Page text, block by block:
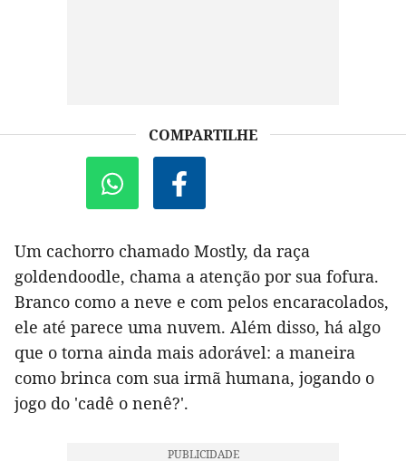
COMPARTILHE
Um cachorro chamado Mostly, da raça
goldendoodle, chama a atenção por sua fofura.
Branco como a neve e com pelos encaracolados,
ele até parece uma nuvem. Além disso, há algo
que o torna ainda mais adorável: a maneira
como brinca com sua irmã humana, jogando o
jogo do 'cadê o nenê?'.